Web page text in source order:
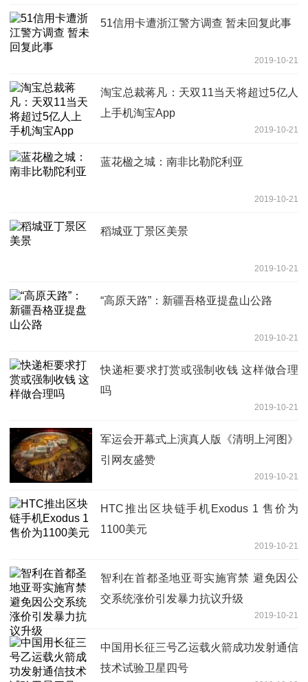
51信用卡遭浙江警方调查 暂未回复此事
2019-10-21
淘宝总裁蒋凡：天双11当天将超过5亿人
上手机淘宝App
2019-10-21
蓝花楹之城：南非比勒陀利亚
2019-10-21
稻城亚丁景区美景
2019-10-21
“高原天路”：新疆吾格亚提盘山公路
2019-10-21
快递柜要求打赏或强制收钱 这样做合理
吗
2019-10-21
军运会开幕式上演真人版《清明上河图》
引网友盛赞
2019-10-21
HTC推出区块链手机Exodus 1 售价为
1100美元
2019-10-21
智利在首都圣地亚哥实施宵禁 避免因公
交系统涨价引发暴力抗议升级
2019-10-21
中国用长征三号乙运载火箭成功发射通信
技术试验卫星四号